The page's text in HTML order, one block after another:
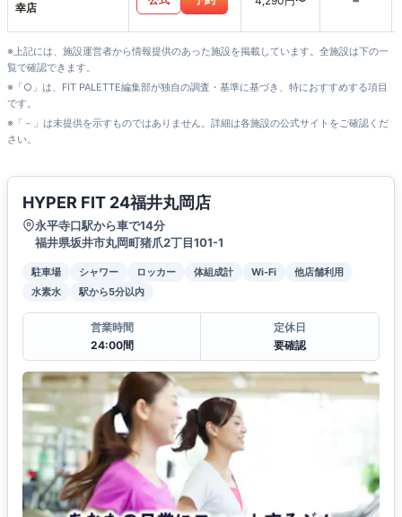
幸店
※上記には、施設運営者から情報提供のあった施設を掲載しています。全施設は下の一
覧で確認できます。
※「○」は、FIT PALETTE編集部が独自の調査・基準に基づき、特におすすめする項目
です。
※「－」は未提供を示すものではありません。詳細は各施設の公式サイトをご確認くだ
さい。
HYPER FIT 24福井丸岡店
永平寺口駅から車で14分
福井県坂井市丸岡町猪爪2丁目101-1
駐車場 シャワー ロッカー 体組成計 Wi-Fi
他店舗利用
水素水
駅から5分以内
営業時間
24:00間
定休日
要確認